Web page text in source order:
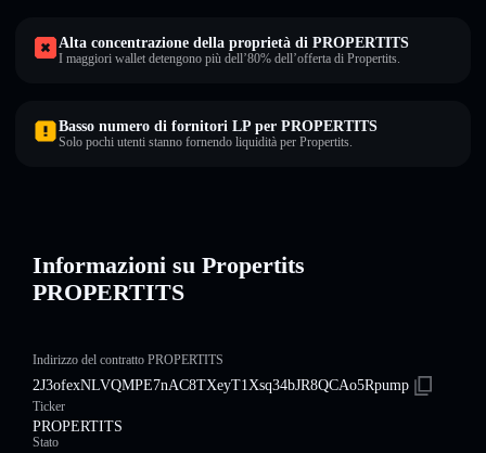
Alta concentrazione della proprietà di PROPERTITS
I maggiori wallet detengono più dell’80% dell’offerta di Propertits.
Basso numero di fornitori LP per PROPERTITS
Solo pochi utenti stanno fornendo liquidità per Propertits.
Informazioni su Propertits
PROPERTITS
Indirizzo del contratto PROPERTITS
2J3ofexNLVQMPE7nAC8TXeyT1Xsq34bJR8QCAo5Rpump
Ticker
PROPERTITS
Stato